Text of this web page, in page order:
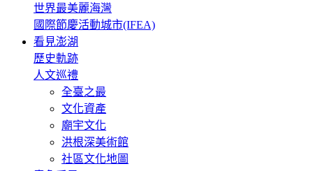
世界最美麗海灣
國際節慶活動城市(IFEA)
看見澎湖
歷史軌跡
人文巡禮
全臺之最
文化資產
廟宇文化
洪根深美術館
社區文化地圖